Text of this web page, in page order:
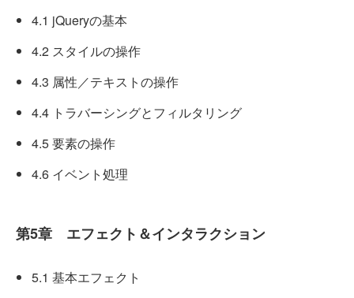
4.1 jQueryの基本
4.2 スタイルの操作
4.3 属性／テキストの操作
4.4 トラバーシングとフィルタリング
4.5 要素の操作
4.6 イベント処理
第5章 エフェクト＆インタラクション
5.1 基本エフェクト